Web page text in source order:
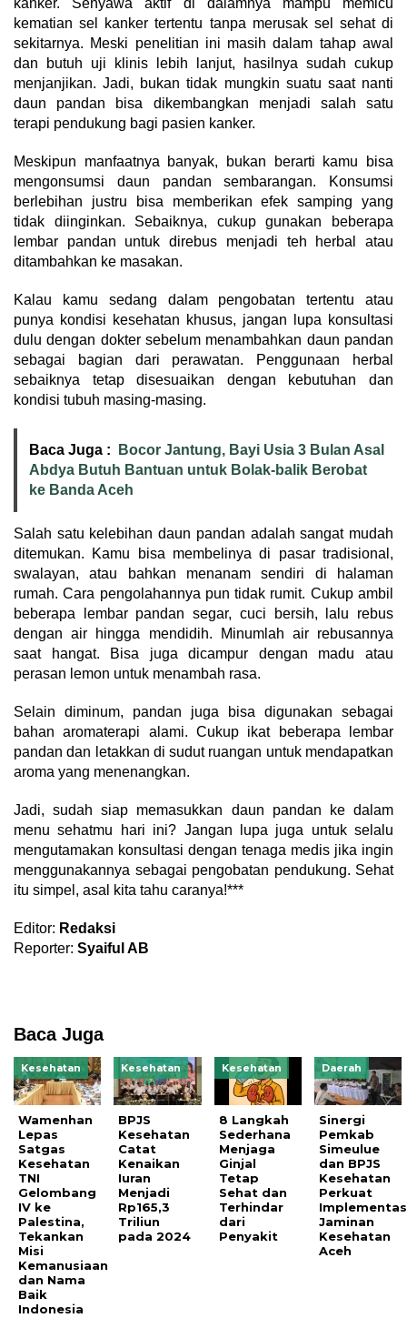
kanker. Senyawa aktif di dalamnya mampu memicu
kematian sel kanker tertentu tanpa merusak sel sehat di
sekitarnya. Meski penelitian ini masih dalam tahap awal
dan butuh uji klinis lebih lanjut, hasilnya sudah cukup
menjanjikan. Jadi, bukan tidak mungkin suatu saat nanti
daun pandan bisa dikembangkan menjadi salah satu
terapi pendukung bagi pasien kanker.
Meskipun manfaatnya banyak, bukan berarti kamu bisa
mengonsumsi daun pandan sembarangan. Konsumsi
berlebihan justru bisa memberikan efek samping yang
tidak diinginkan. Sebaiknya, cukup gunakan beberapa
lembar pandan untuk direbus menjadi teh herbal atau
ditambahkan ke masakan.
Kalau kamu sedang dalam pengobatan tertentu atau
punya kondisi kesehatan khusus, jangan lupa konsultasi
dulu dengan dokter sebelum menambahkan daun pandan
sebagai bagian dari perawatan. Penggunaan herbal
sebaiknya tetap disesuaikan dengan kebutuhan dan
kondisi tubuh masing-masing.
Baca Juga :
Bocor Jantung, Bayi Usia 3 Bulan Asal
Abdya Butuh Bantuan untuk Bolak-balik Berobat
ke Banda Aceh
Salah satu kelebihan daun pandan adalah sangat mudah
ditemukan. Kamu bisa membelinya di pasar tradisional,
swalayan, atau bahkan menanam sendiri di halaman
rumah. Cara pengolahannya pun tidak rumit. Cukup ambil
beberapa lembar pandan segar, cuci bersih, lalu rebus
dengan air hingga mendidih. Minumlah air rebusannya
saat hangat. Bisa juga dicampur dengan madu atau
perasan lemon untuk menambah rasa.
Selain diminum, pandan juga bisa digunakan sebagai
bahan aromaterapi alami. Cukup ikat beberapa lembar
pandan dan letakkan di sudut ruangan untuk mendapatkan
aroma yang menenangkan.
Jadi, sudah siap memasukkan daun pandan ke dalam
menu sehatmu hari ini? Jangan lupa juga untuk selalu
mengutamakan konsultasi dengan tenaga medis jika ingin
menggunakannya sebagai pengobatan pendukung. Sehat
itu simpel, asal kita tahu caranya!***
Editor: Redaksi
Reporter: Syaiful AB
Baca Juga
Kesehatan
Wamenhan
Lepas
Satgas
Kesehatan
TNI
Gelombang
IV ke
Palestina,
Tekankan
Misi
Kemanusiaan
dan Nama
Baik
Indonesia
Kesehatan
BPJS
Kesehatan
Catat
Kenaikan
Iuran
Menjadi
Rp165,3
Triliun
pada 2024
Kesehatan
8 Langkah
Sederhana
Menjaga
Ginjal
Tetap
Sehat dan
Terhindar
dari
Penyakit
Daerah
Sinergi
Pemkab
Simeulue
dan BPJS
Kesehatan
Perkuat
Jaminan
Kesehatan
Aceh